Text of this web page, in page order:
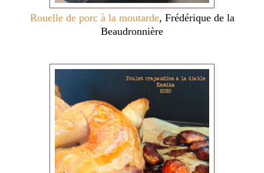
Rouelle de porc à la moutarde, Frédérique de la
Beaudronnière